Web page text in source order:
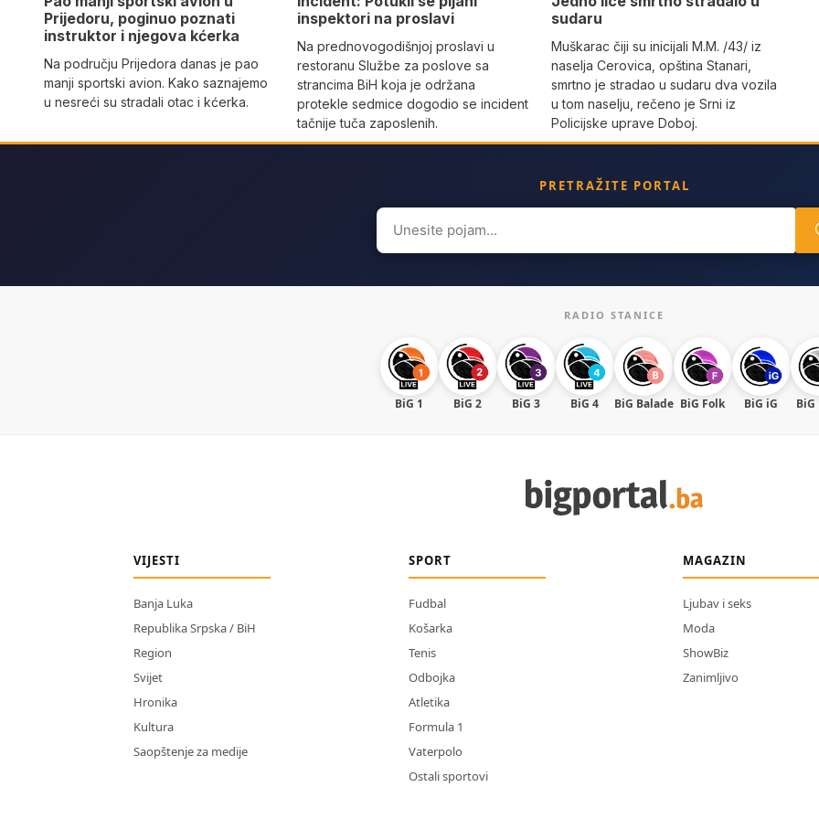
Prijedoru, poginuo poznati
instruktor i njegova kćerka
Na području Prijedora danas je pao
manji sportski avion. Kako saznajemo
u nesreći su stradali otac i kćerka.
inspektori na proslavi
Na prednovogodišnjoj proslavi u
restoranu Službe za poslove sa
strancima BiH koja je održana
protekle sedmice dogodio se incident
tačnije tuča zaposlenih.
sudaru
Muškarac čiji su inicijali M.M. /43/ iz
naselja Cerovica, opština Stanari,
smrtno je stradao u sudaru dva vozila
u tom naselju, rečeno je Srni iz
Policijske uprave Doboj.
PRETRAŽITE PORTAL
Search
for:
RADIO STANICE
BiG 1 BiG 2 BiG 3 BiG 4 BiG Balade BiG Folk BiG iG BiG
VIJESTI
Banja Luka
Republika Srpska / BiH
Region
Svijet
Hronika
Kultura
Saopštenje za medije
SPORT
Fudbal
Košarka
Tenis
Odbojka
Atletika
Formula 1
Vaterpolo
Ostali sportovi
MAGAZIN
Ljubav i seks
Moda
ShowBiz
Zanimljivo